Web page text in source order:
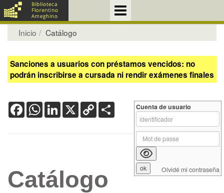
Inicio Catálogo
Sanciones a usuarios con préstamos vencidos: no
podrán inscribirse a cursada ni rendir exámenes finales
FacebookWhatsApp
LinkedIn
X Copy
Link
Catálogo
Cuenta de usuario
Olvidé mi contraseña